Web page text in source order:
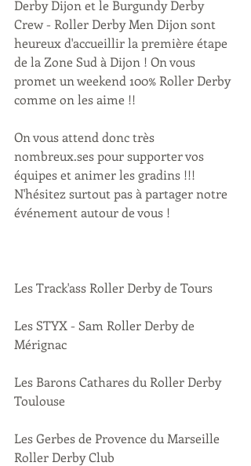
Derby Dijon et le Burgundy Derby
Crew - Roller Derby Men Dijon sont
heureux d'accueillir la première étape
de la Zone Sud à Dijon ! On vous
promet un weekend 100% Roller Derby
comme on les aime !!
On vous attend donc très
nombreux.ses pour supporter vos
équipes et animer les gradins !!!
N'hésitez surtout pas à partager notre
événement autour de vous !
Les Track'ass Roller Derby de Tours
Les STYX - Sam Roller Derby de
Mérignac
Les Barons Cathares du Roller Derby
Toulouse
Les Gerbes de Provence du Marseille
Roller Derby Club